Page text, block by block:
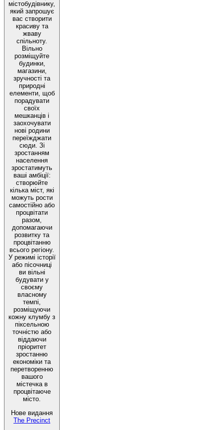
містобудівнику,
який запрошує
вас створити
красиву та
жваву
спільноту.
Вільно
розміщуйте
будинки,
магазини,
зручності та
природні
елементи, щоб
порадувати
своїх
мешканців і
заохочувати
нові родини
переїжджати
сюди. Зі
зростанням
населення
зростатимуть
ваші амбіції:
створюйте
кілька міст, які
можуть рости
самостійно або
процвітати
разом,
допомагаючи
розвитку та
процвітанню
всього регіону.
У режимі історії
або пісочниці
ви вільні
будувати у
своєму
власному
темпі,
розміщуючи
кожну клумбу з
піксельною
точністю або
віддаючи
пріоритет
зростанню
економіки та
перетворенню
вашого
містечка в
процвітаюче
місто.
Нове видання
The Precinct